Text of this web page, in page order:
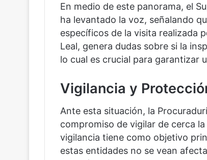
En medio de este panorama, el
ha levantado la voz, señalando
específicos de la visita realizada
Leal, genera dudas sobre si la
lo cual es crucial para garantizar
Vigilancia y
Ante esta situación, la
compromiso de vigilar de cerca
vigilancia tiene como objetivo
estas entidades no se vean